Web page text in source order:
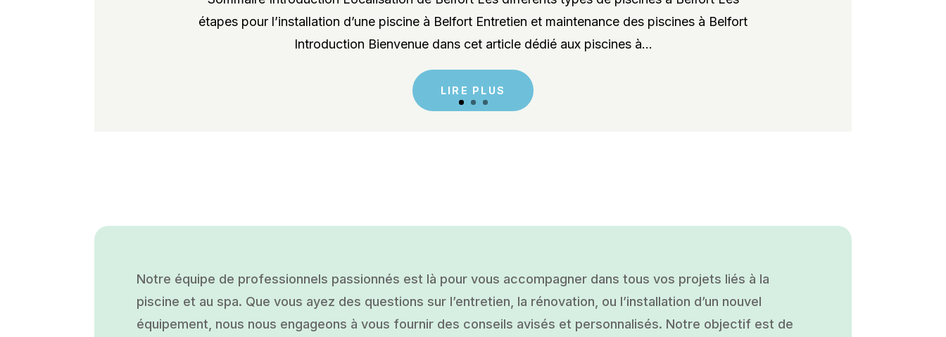
étapes pour l’installation d’une piscine à Belfort Entretien et maintenance des piscines à Belfort
Introduction Bienvenue dans cet article dédié aux piscines à...
LIRE PLUS
Notre équipe de professionnels passionnés est là pour vous accompagner dans tous vos projets liés à la
piscine et au spa. Que vous ayez des questions sur l’entretien, la rénovation, ou l’installation d’un nouvel
équipement, nous nous engageons à vous fournir des conseils avisés et personnalisés. Notre objectif est de